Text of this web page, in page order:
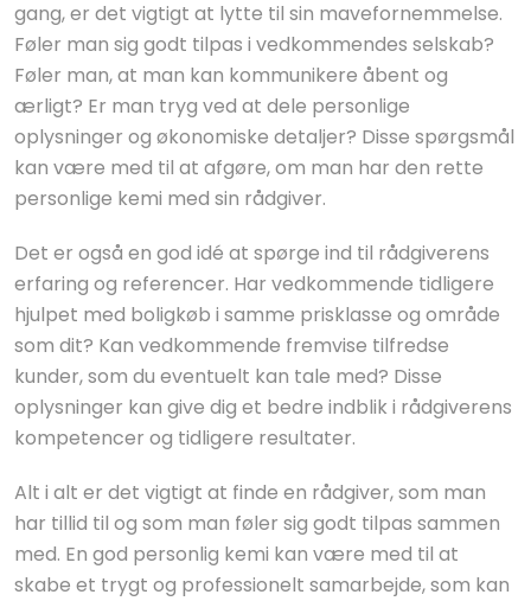
gang, er det vigtigt at lytte til sin mavefornemmelse.
Føler man sig godt tilpas i vedkommendes selskab?
Føler man, at man kan kommunikere åbent og
ærligt? Er man tryg ved at dele personlige
oplysninger og økonomiske detaljer? Disse spørgsmål
kan være med til at afgøre, om man har den rette
personlige kemi med sin rådgiver.
Det er også en god idé at spørge ind til rådgiverens
erfaring og referencer. Har vedkommende tidligere
hjulpet med boligkøb i samme prisklasse og område
som dit? Kan vedkommende fremvise tilfredse
kunder, som du eventuelt kan tale med? Disse
oplysninger kan give dig et bedre indblik i rådgiverens
kompetencer og tidligere resultater.
Alt i alt er det vigtigt at finde en rådgiver, som man
har tillid til og som man føler sig godt tilpas sammen
med. En god personlig kemi kan være med til at
skabe et trygt og professionelt samarbejde, som kan